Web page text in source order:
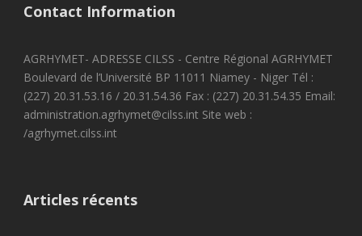
Contact Information
AGRHYMET- ADRESSE CILSS - Centre Régional AGRHYMET
Boulevard de l’Université BP 11011 Niamey - Niger Tél :
(227) 20.31.53.16 / 20.31.54.36 Fax : (227) 20.31.54.35 Email:
administration.agrhymet@cilss.int Site web :
/agrhymet.cilss.int
Articles récents